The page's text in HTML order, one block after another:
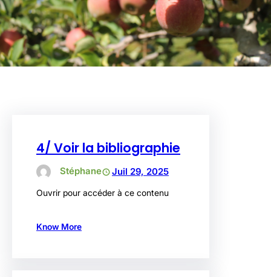
4/ Voir la bibliographie
Stéphane Juil 29, 2025
Ouvrir pour accéder à ce contenu
Know More